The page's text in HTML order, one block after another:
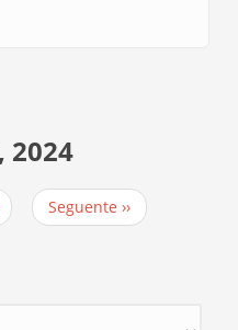
2024
Seguente ››